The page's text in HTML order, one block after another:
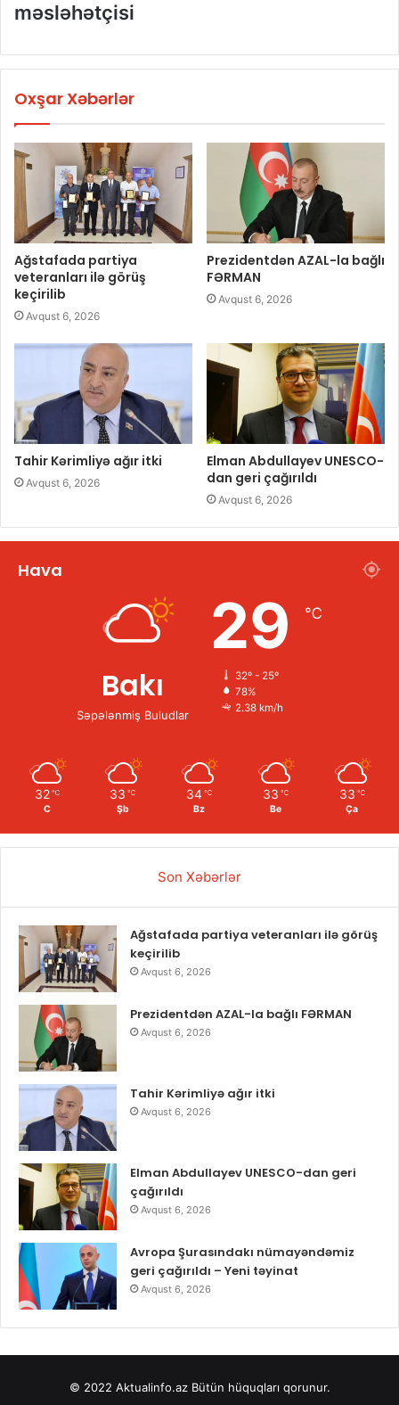
məsləhətçisi
Oxşar Xəbərlər
Ağstafada partiya
veteranları ilə görüş
keçirilib
Avqust 6, 2026
Prezidentdən AZAL-la bağlı
FƏRMAN
Avqust 6, 2026
Tahir Kərimliyə ağır itki
Avqust 6, 2026
Elman Abdullayev UNESCO-
dan geri çağırıldı
Avqust 6, 2026
Hava
Bakı
Səpələnmiş Buludlar
29 ℃
32º - 25º
78%
2.38 km/h
32 ℃
C
33 ℃
Şb
34 ℃
Bz
33 ℃
Be
33 ℃
Ça
Son Xəbərlər
Ağstafada partiya veteranları ilə görüş
keçirilib
Avqust 6, 2026
Prezidentdən AZAL-la bağlı FƏRMAN
Avqust 6, 2026
Tahir Kərimliyə ağır itki
Avqust 6, 2026
Elman Abdullayev UNESCO-dan geri
çağırıldı
Avqust 6, 2026
Avropa Şurasındakı nümayəndəmiz
geri çağırıldı – Yeni təyinat
Avqust 6, 2026
© 2022 Aktualinfo.azBütün hüquqları qorunur.